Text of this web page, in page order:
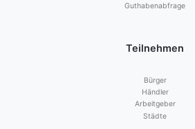
Guthabenabfrage
Teilnehmen
Bürger
Händler
Arbeitgeber
Städte